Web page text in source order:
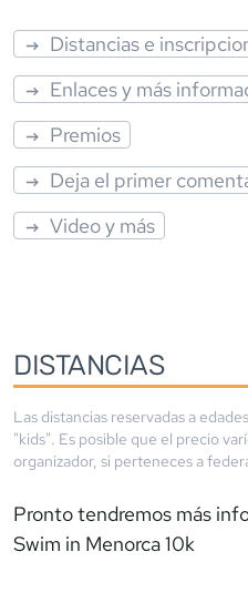
Distancias e
Enlaces y más
Premios
Deja el primer
Video y más
DISTANCIAS
Las distancias reservadas a
"kids". Es posible que el precio
organizador, si perteneces a
Pronto tendremos más
Swim in Menorca 10k